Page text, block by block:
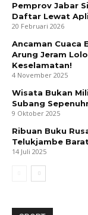
Pemprov Jabar
Daftar Lewat
20 Februari 2026
Ancaman Cuaca
Arung Jeram
Keselamatan!
4 November 2025
Wisata Bukan
Subang
9 Oktober 2025
Ribuan Buku
Telukjambe
14 Juli 2025